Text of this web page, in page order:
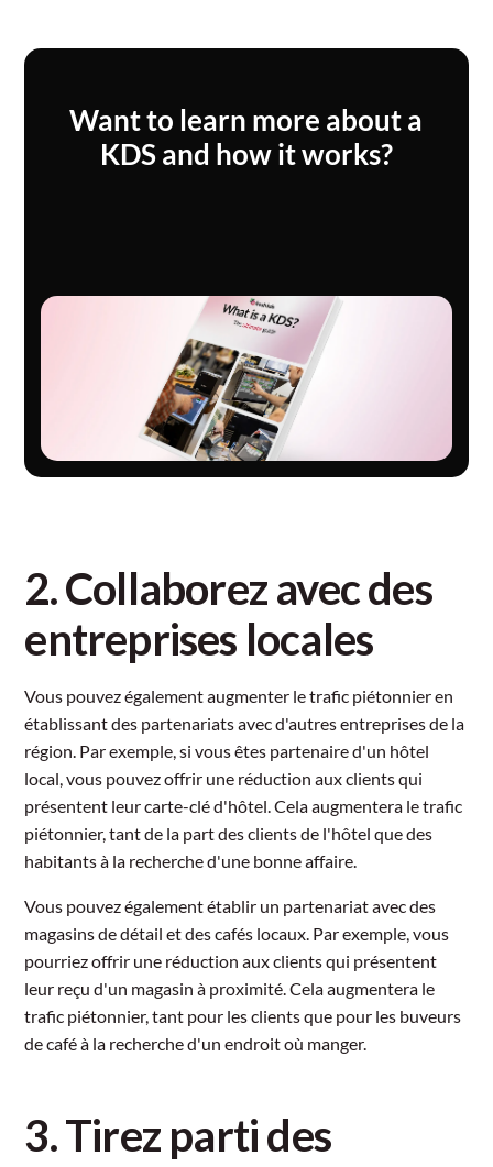
Want to learn more about a
KDS and how it works?
2. Collaborez avec des
entreprises locales
Vous pouvez également augmenter le trafic piétonnier en
établissant des partenariats avec d'autres entreprises de la
région. Par exemple, si vous êtes partenaire d'un hôtel
local, vous pouvez offrir une réduction aux clients qui
présentent leur carte-clé d'hôtel. Cela augmentera le trafic
piétonnier, tant de la part des clients de l'hôtel que des
habitants à la recherche d'une bonne affaire.
Vous pouvez également établir un partenariat avec des
magasins de détail et des cafés locaux. Par exemple, vous
pourriez offrir une réduction aux clients qui présentent
leur reçu d'un magasin à proximité. Cela augmentera le
trafic piétonnier, tant pour les clients que pour les buveurs
de café à la recherche d'un endroit où manger.
3. Tirez parti des